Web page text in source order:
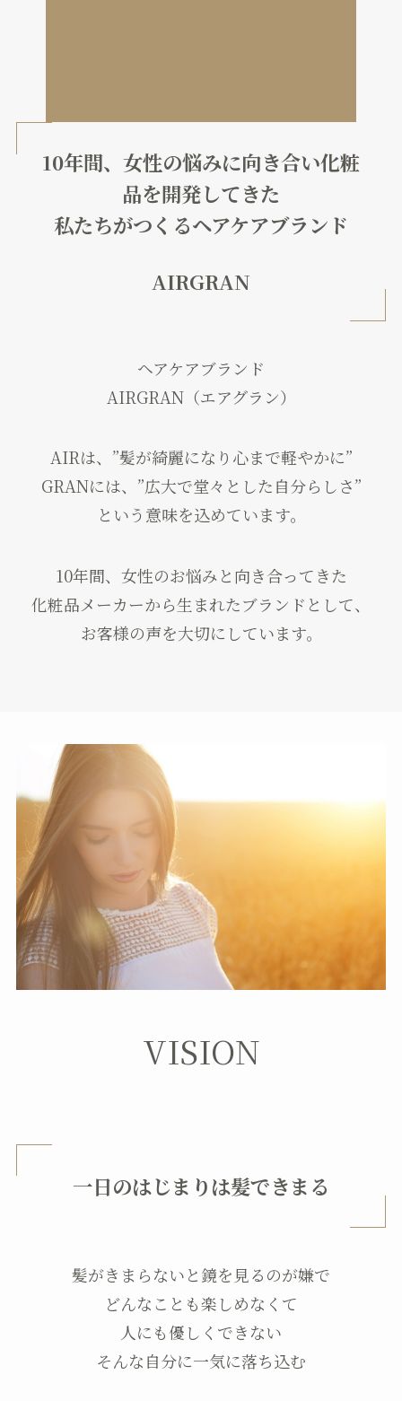
10年間、女性の悩みに向き合い化粧
品を開発してきた
私たちがつくるヘアケアブランド
AIRGRAN
ヘアケアブランド
AIRGRAN（エアグラン）
AIRは、”髪が綺麗になり心まで軽やかに”
GRANには、”広大で堂々とした自分らしさ”
という意味を込めています。
10年間、女性のお悩みと向き合ってきた
化粧品メーカーから生まれたブランドとして、
お客様の声を大切にしています。
VISION
一日のはじまりは髪できまる
髪がきまらないと鏡を見るのが嫌で
どんなことも楽しめなくて
人にも優しくできない
そんな自分に一気に落ち込む